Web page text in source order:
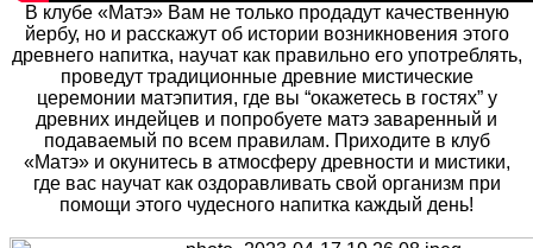
В клубе «Матэ» Вам не только продадут качественную
йербу, но и расскажут об истории возникновения этого
древнего напитка, научат как правильно его употреблять,
проведут традиционные древние мистические
церемонии матэпития, где вы “окажетесь в гостях” у
древних индейцев и попробуете матэ заваренный и
подаваемый по всем правилам. Приходите в клуб
«Матэ» и окунитесь в атмосферу древности и мистики,
где вас научат как оздоравливать свой организм при
помощи этого чудесного напитка каждый день!